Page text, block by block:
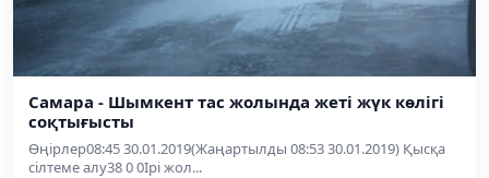
Самара - Шымкент тас жолында жеті жүк көлігі
соқтығысты
Өңірлер08:45 30.01.2019(Жаңартылды 08:53 30.01.2019) Қысқа
сілтеме алу38 0 0Ірі жол...